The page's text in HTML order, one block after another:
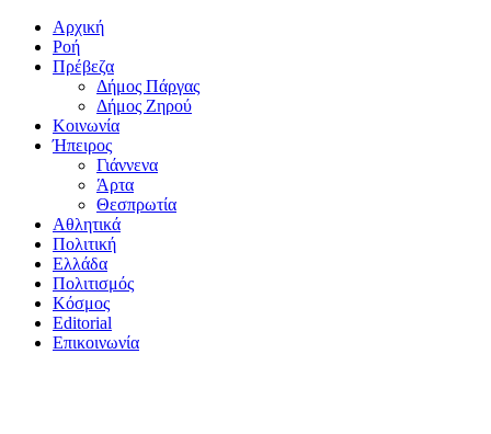
Αρχική
Ροή
Πρέβεζα
Δήμος Πάργας
Δήμος Ζηρού
Κοινωνία
Ήπειρος
Γιάννενα
Άρτα
Θεσπρωτία
Αθλητικά
Πολιτική
Ελλάδα
Πολιτισμός
Κόσμος
Editorial
Επικοινωνία